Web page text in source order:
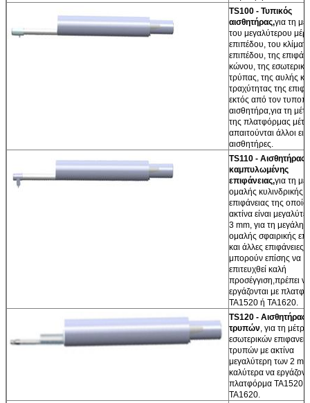
TS100 - Τυπικός
αισθητήρας,για τη
του μεγαλύτερου
επιπέδου, του
επιπέδου, της
κώνου, της
τρύπας, της αυλής
τραχύτητας της
εκτός από τον
αισθητήρα,για τη
της πλατφόρμας
απαιτούνται άλλοι
αισθητήρες.
TS110 - Αισθητήρας
καμπυλωμένης
επιφάνειας,για τη
ομαλής κυλινδρικής
επιφάνειας της
ακτίνα είναι
3 mm, για τη μεγάλη
ομαλής σφαιρικής
και άλλες επιφάνειες
μπορούν επίσης να
επιτευχθεί καλή
προσέγγιση,πρέπει να
εργάζονται με
TA1520 ή TA1620.
TS120 - Αισθητήρας
τρυπών, για τη
εσωτερικών
τρυπών με ακτίνα
μεγαλύτερη των 2
καλύτερα να
πλατφόρμα TA1520 ή
TA1620.